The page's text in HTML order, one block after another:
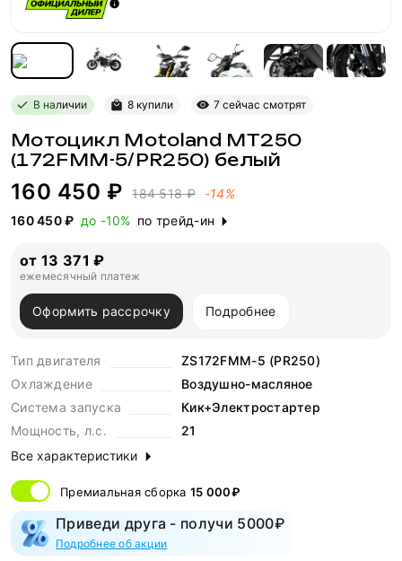
В наличии 8 купили 7 сейчас смотрят
Мотоцикл Motoland MT250
(172FMM-5/PR250) белый
160 450 ₽ 184 518 ₽
-14%
160 450 ₽ до -10% по трейд-ин
от 13 371 ₽
ежемесячный платеж
Оформить рассрочку Подробнее
Тип двигателя
ZS172FMM-5 (PR250)
Охлаждение
Воздушно-масляное
Система запуска
Кик+Электростартер
Мощность, л.с.
21
Все характеристики
Премиальная сборка 15 000₽
Приведи друга - получи 5000₽
Подробнее об акции